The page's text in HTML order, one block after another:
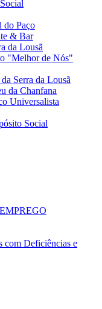
do Paço
& Bar
da Lousã
"Melhor de Nós"
Serra da Lousã
da Chanfana
Universalista
Social
com Deficiências e